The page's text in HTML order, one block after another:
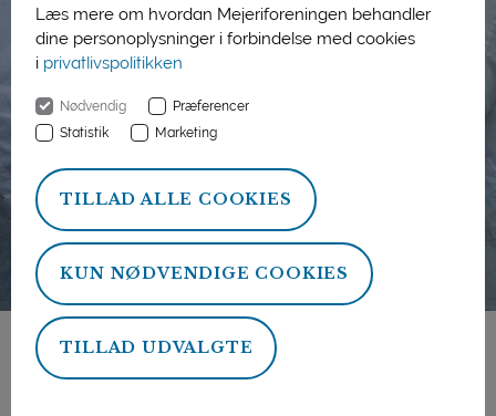
Læs mere om hvordan Mejeriforeningen behandler
dine personoplysninger i forbindelse med cookies
i privatlivspolitikken
Nødvendig
Præferencer
Statistik
Marketing
TILLAD ALLE COOKIES
KUN NØDVENDIGE COOKIES
TILLAD UDVALGTE
Mejeriforeningens